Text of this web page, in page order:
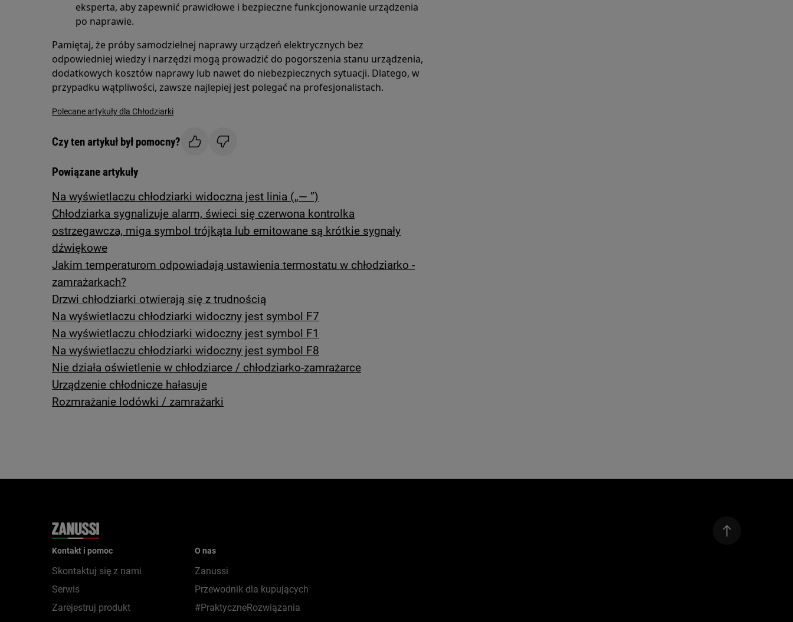
eksperta, aby zapewnić prawidłowe i bezpieczne funkcjonowanie urządzenia
po naprawie.
Pamiętaj, że próby samodzielnej naprawy urządzeń elektrycznych bez
odpowiedniej wiedzy i narzędzi mogą prowadzić do pogorszenia stanu urządzenia,
dodatkowych kosztów naprawy lub nawet do niebezpiecznych sytuacji. Dlatego, w
przypadku wątpliwości, zawsze najlepiej jest polegać na profesjonalistach.
Polecane artykuły dla Chłodziarki
Czy ten artykuł był pomocny?
Powiązane artykuły
Na wyświetlaczu chłodziarki widoczna jest linia („— ”)
Chłodziarka sygnalizuje alarm, świeci się czerwona kontrolka
ostrzegawcza, miga symbol trójkąta lub emitowane są krótkie sygnały
dźwiękowe
Jakim temperaturom odpowiadają ustawienia termostatu w chłodziarko -
zamrażarkach?
Drzwi chłodziarki otwierają się z trudnością
Na wyświetlaczu chłodziarki widoczny jest symbol F7
Na wyświetlaczu chłodziarki widoczny jest symbol F1
Na wyświetlaczu chłodziarki widoczny jest symbol F8
Nie działa oświetlenie w chłodziarce / chłodziarko-zamrażarce
Urządzenie chłodnicze hałasuje
Rozmrażanie lodówki / zamrażarki
Kontakt i pomoc
Skontaktuj się z nami
Serwis
Zarejestruj produkt
O nas
Zanussi
Przewodnik dla kupujących
#PraktyczneRozwiązania